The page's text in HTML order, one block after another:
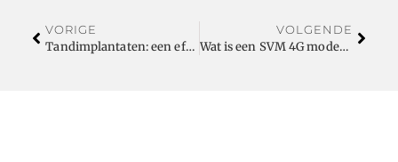
VORIGE
Tandimplantaten: een effectieve oplossing voor ontbrekende tanden
VOLGENDE
Wat is een SVM 4G modem?